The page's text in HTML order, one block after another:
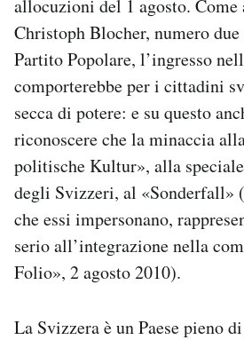
allocuzioni del 1 agosto. Come
Christoph Blocher, numero
Partito Popolare, l’ingresso
comporterebbe per i cittadini
secca di potere: e su questo
riconoscere che la minaccia
politische Kultur», alla
degli Svizzeri, al «Sonderfall»
che essi impersonano,
serio all’integrazione nella
Folio», 2 agosto 2010).
La Svizzera è un Paese pieno